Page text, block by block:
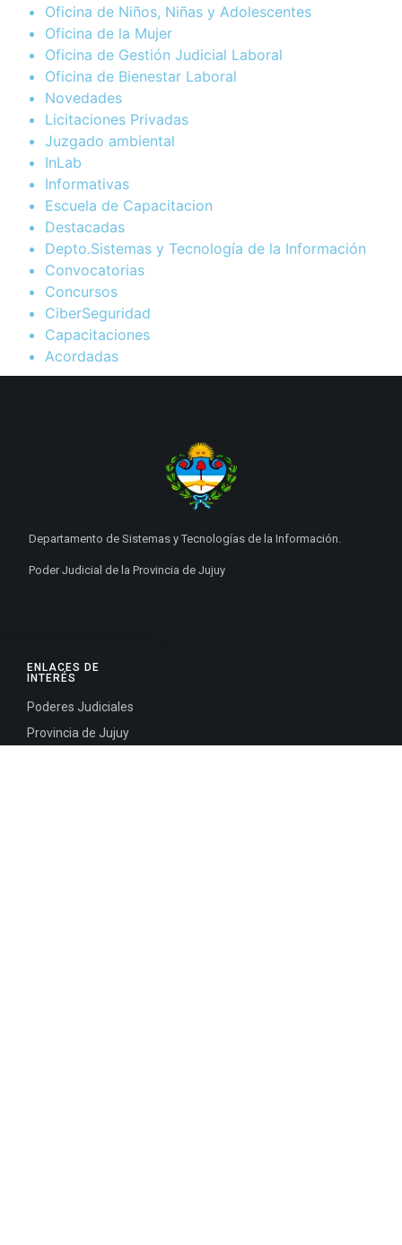
Oficina de Niños, Niñas y Adolescentes
Oficina de la Mujer
Oficina de Gestión Judicial Laboral
Oficina de Bienestar Laboral
Novedades
Licitaciones Privadas
Juzgado ambiental
InLab
Informativas
Escuela de Capacitacion
Destacadas
Depto.Sistemas y Tecnología de la Información
Convocatorias
Concursos
CiberSeguridad
Capacitaciones
Acordadas
ENLACES DE
INTERÉS
Poderes Judiciales
Provincia de Jujuy
Departamento de Sistemas y Tecnologías de la Información.
Poder Judicial de la Provincia de Jujuy